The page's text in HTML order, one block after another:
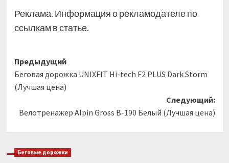
Реклама. Информация о рекламодателе по
ссылкам в статье.
Навигация
записи
Предыдущий
Беговая дорожка UNIXFIT Hi-tech F2 PLUS Dark Storm
(Лучшая цена)
Следующий:
Велотренажер Alpin Gross B-190 Белый (Лучшая цена)
Беговые дорожки